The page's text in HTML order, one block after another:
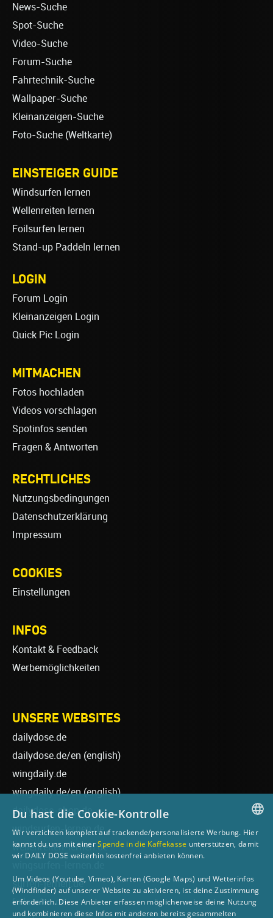
News-Suche
Spot-Suche
Video-Suche
Forum-Suche
Fahrtechnik-Suche
Wallpaper-Suche
Kleinanzeigen-Suche
Foto-Suche (Weltkarte)
EINSTEIGER GUIDE
Windsurfen lernen
Wellenreiten lernen
Foilsurfen lernen
Stand-up Paddeln lernen
LOGIN
Forum Login
Kleinanzeigen Login
Quick Pic Login
MITMACHEN
Fotos hochladen
Videos vorschlagen
Spotinfos senden
Fragen & Antworten
RECHTLICHES
Nutzungsbedingungen
Datenschutzerklärung
Impressum
COOKIES
Einstellungen
INFOS
Kontakt & Feedback
Werbemöglichkeiten
UNSERE WEBSITES
dailydose.de
dailydose.de/en (english)
wingdaily.de
wingdaily.de/en(english)
dailydose-shop.de
windsurfen-lernen.de
wellenreiten-lernen.de
surfen-lernen.de
foilsurfen.de
GERMAN
Du hast die Cookie-Kontrolle
Wir verzichten komplett auf trackende/personalisierte Werbung. Hier
kannst du uns mit einerSpende in die Kaffekasse unterstützen, damit
wir DAILY DOSE weiterhin kostenfrei anbieten können.
Um Videos (Youtube, Vimeo), Karten (Google Maps) und Wetterinfos
(Windfinder) auf unserer Website zu aktivieren, ist deine Zustimmung
erforderlich. Diese Anbieter erfassen möglicherweise deine Nutzung
und kombinieren diese Infos mit anderen bereits gesammelten